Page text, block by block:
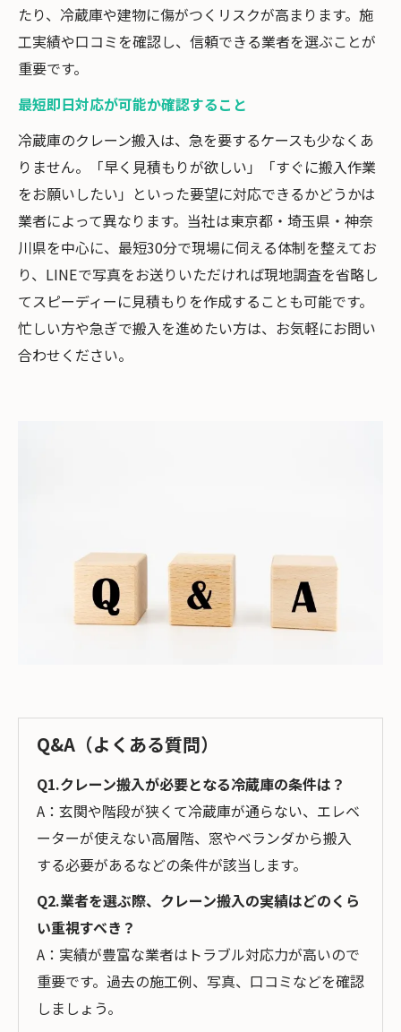
たり、冷蔵庫や建物に傷がつくリスクが高まります。施
工実績や口コミを確認し、信頼できる業者を選ぶことが
重要です。
最短即日対応が可能か確認すること
冷蔵庫のクレーン搬入は、急を要するケースも少なくあ
りません。「早く見積もりが欲しい」「すぐに搬入作業
をお願いしたい」といった要望に対応できるかどうかは
業者によって異なります。当社は東京都・埼玉県・神奈
川県を中心に、最短30分で現場に伺える体制を整えてお
り、LINEで写真をお送りいただければ現地調査を省略し
てスピーディーに見積もりを作成することも可能です。
忙しい方や急ぎで搬入を進めたい方は、お気軽にお問い
合わせください。
Q&A（よくある質問）
Q1.クレーン搬入が必要となる冷蔵庫の条件は？
A：玄関や階段が狭くて冷蔵庫が通らない、エレベ
ーターが使えない高層階、窓やベランダから搬入
する必要があるなどの条件が該当します。
Q2.業者を選ぶ際、クレーン搬入の実績はどのくら
い重視すべき？
A：実績が豊富な業者はトラブル対応力が高いので
重要です。過去の施工例、写真、口コミなどを確認
しましょう。